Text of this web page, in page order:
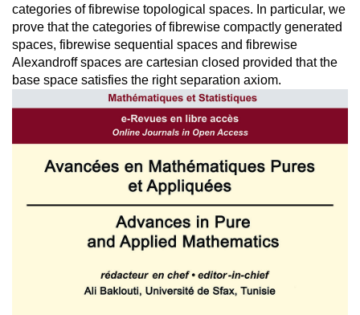
categories of fibrewise topological spaces. In particular, we
prove that the categories of fibrewise compactly generated
spaces, fibrewise sequential spaces and fibrewise
Alexandroff spaces are cartesian closed provided that the
base space satisfies the right separation axiom.